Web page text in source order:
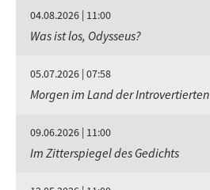
04.08.2026 | 11:00
Was ist los, Odysseus?
05.07.2026 | 07:58
Morgen im Land der Introvertierten
09.06.2026 | 11:00
Im Zitterspiegel des Gedichts